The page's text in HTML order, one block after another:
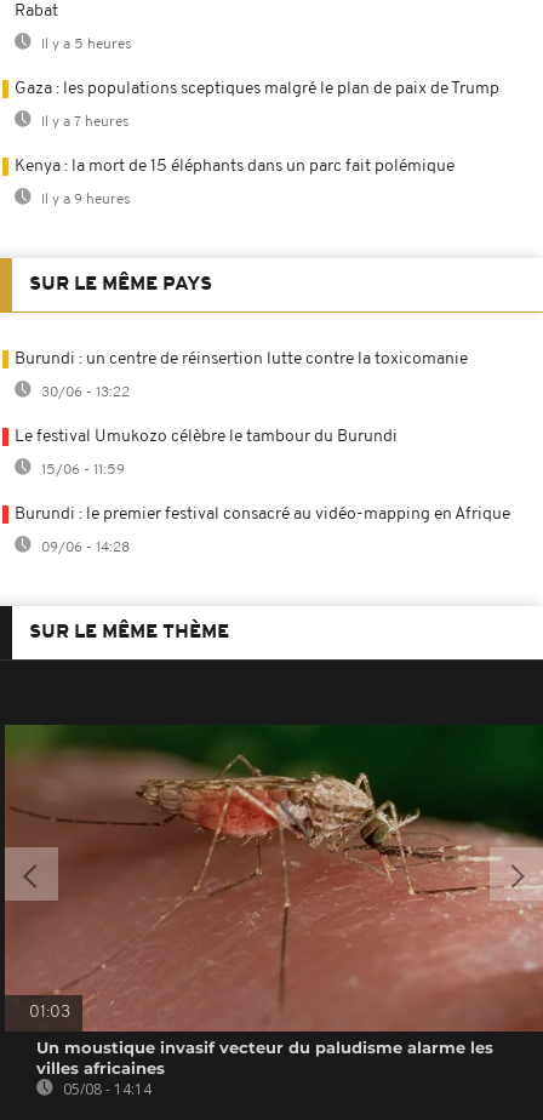
Rabat
Il y a 5 heures
Gaza : les populations sceptiques malgré le plan de paix de Trump
Il y a 7 heures
Kenya : la mort de 15 éléphants dans un parc fait polémique
Il y a 9 heures
SUR LE MÊME PAYS
Burundi : un centre de réinsertion lutte contre la toxicomanie
30/06 - 13:22
Le festival Umukozo célèbre le tambour du Burundi
15/06 - 11:59
Burundi : le premier festival consacré au vidéo-mapping en Afrique
09/06 - 14:28
SUR LE MÊME THÈME
01:03
Un moustique invasif vecteur du paludisme alarme les
villes africaines
05/08 - 14:14